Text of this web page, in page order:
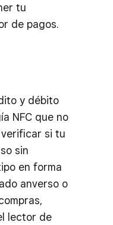
tu
de pagos.
y débito
NFC que no
si tu
sin
en forma
anverso o
lector de